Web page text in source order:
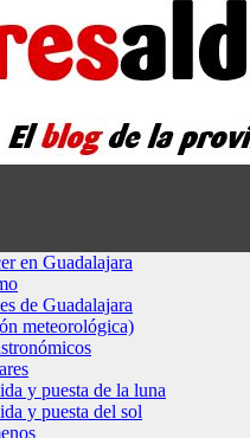
en Guadalajara
de Guadalajara
meteorológica)
y puesta de la luna
y puesta del sol